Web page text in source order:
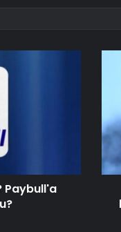
Paybull'a